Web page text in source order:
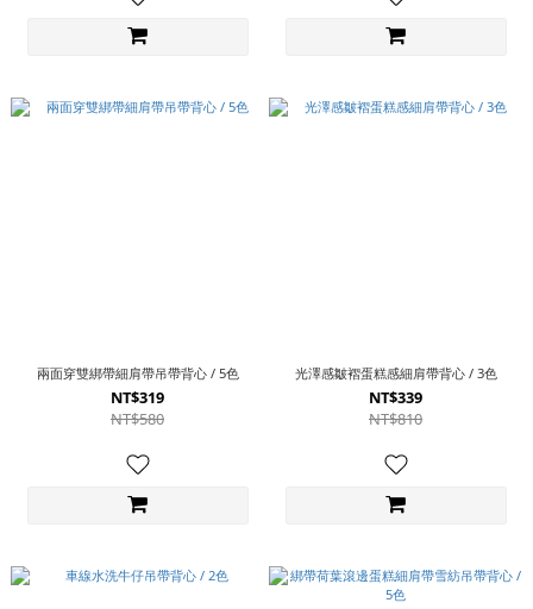
兩面穿雙綁帶細肩帶吊帶背心 / 5色
NT$319
NT$580
光澤感皺褶蛋糕感細肩帶背心 / 3色
NT$339
NT$810